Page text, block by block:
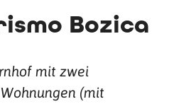
Bozica
mit zwei
(mit